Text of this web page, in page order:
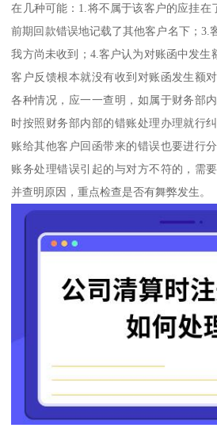
在几种可能：1.将不属于该客户的应挂在
前期回款错误地记载了其他客户名下；3.
我方尚未收到；4.客户认为对账函中发生
客户反馈根本就没有收到对账函发生额
各种情况，应一一查明，如属于财务部
时按照财务部内部的错账处理办理就行
账给其他客户回函带来的错误也要进行
账务处理错误引起的与对方不符的，需
并查明原因，重点检查是否有舞弊发生。